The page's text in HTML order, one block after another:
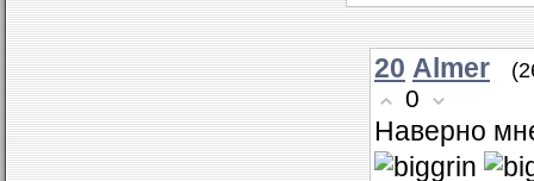
20 Almer
0
Наверно